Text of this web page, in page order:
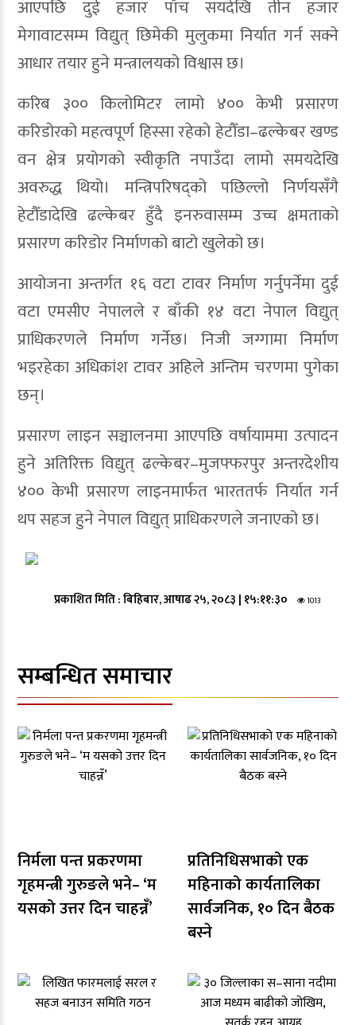
आएपछि दुई हजार पाँच सयदेखि तीन हजार
मेगावाटसम्म विद्युत् छिमेकी मुलुकमा निर्यात गर्न सक्ने
आधार तयार हुने मन्त्रालयको विश्वास छ।
करिब ३०० किलोमिटर लामो ४०० केभी प्रसारण
करिडोरको महत्वपूर्ण हिस्सा रहेको हेटौँडा–ढल्केबर खण्ड
वन क्षेत्र प्रयोगको स्वीकृति नपाउँदा लामो समयदेखि
अवरुद्ध थियो। मन्त्रिपरिषद्को पछिल्लो निर्णयसँगै
हेटौँडादेखि ढल्केबर हुँदै इनरुवासम्म उच्च क्षमताको
प्रसारण करिडोर निर्माणको बाटो खुलेको छ।
आयोजना अन्तर्गत १६ वटा टावर निर्माण गर्नुपर्नेमा दुई
वटा एमसीए नेपालले र बाँकी १४ वटा नेपाल विद्युत्
प्राधिकरणले निर्माण गर्नेछ। निजी जग्गामा निर्माण
भइरहेका अधिकांश टावर अहिले अन्तिम चरणमा पुगेका
छन्।
प्रसारण लाइन सञ्चालनमा आएपछि वर्षायाममा उत्पादन
हुने अतिरिक्त विद्युत् ढल्केबर–मुजफ्फरपुर अन्तरदेशीय
४०० केभी प्रसारण लाइनमार्फत भारततर्फ निर्यात गर्न
थप सहज हुने नेपाल विद्युत् प्राधिकरणले जनाएको छ।
प्रकाशित मिति :बिहिबार, आषाढ २५, २०८३ | १५:११:३० 1013
सम्बन्धित समाचार
निर्मला पन्त प्रकरणमा
गृहमन्त्री गुरुङले भने– ‘म
यसको उत्तर दिन चाहन्नँ’
प्रतिनिधिसभाको एक
महिनाको कार्यतालिका
सार्वजनिक, १० दिन बैठक
बस्ने